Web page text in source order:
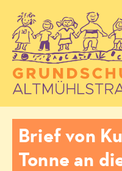
Brief von
Tonne an